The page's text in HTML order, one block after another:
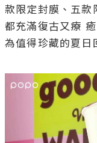
款限定封膜、五款
都充滿復古又療
為值得珍藏的夏日